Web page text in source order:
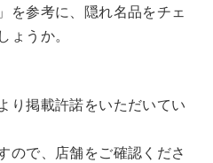
を参考に、隠れ名品をチェ
ょうか。
り掲載許諾をいただいてい
ので、店舗をご確認くださ